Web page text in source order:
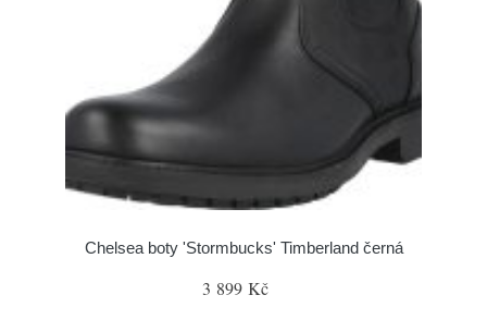
Chelsea boty 'Stormbucks' Timberland černá
3 899 Kč